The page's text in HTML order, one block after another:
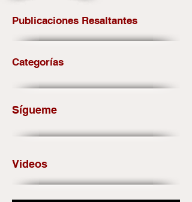
Publicaciones Resaltantes
Categorías
Sígueme
Videos